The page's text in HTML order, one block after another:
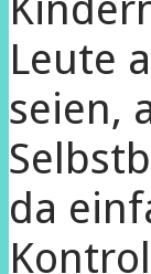
Leute
seien,
da